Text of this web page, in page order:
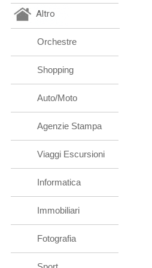
Altro
Orchestre
Shopping
Auto/Moto
Agenzie Stampa
Viaggi Escursioni
Informatica
Immobiliari
Fotografia